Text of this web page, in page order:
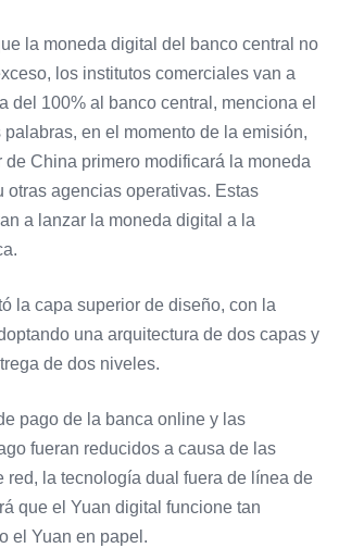
la moneda digital del banco central no
los institutos comerciales van a
del 100% al banco central, menciona el
palabras, en el momento de la emisión,
China primero modificará la moneda
otras agencias operativas. Estas
a lanzar la moneda digital a la
la capa superior de diseño, con la
una arquitectura de dos capas y
de dos niveles.
pago de la banca online y las
fueran reducidos a causa de las
red, la tecnología dual fuera de línea de
que el Yuan digital funcione tan
el Yuan en papel.